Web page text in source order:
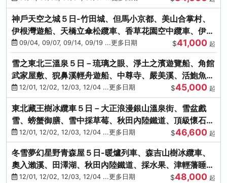
神戶天空之城５日-竹田城、但馬小京都、美山合掌村、
伊根灣遊船、天橋立傘松纜車、香草花園空中纜車、伊勢
龍蝦-台中出發
09/04, 09/07, 09/14, 09/19 ...更多日期 $41,000 起
雪之東北三溫泉５日－琉璃之眼、淨土之濱遊覽船、角館
武家屋敷、猊鼻溪輕舟遊船、中尊寺、嚴美溪、活鮑魚
燒、烤牡蠣、握壽司體驗
12/01, 12/02, 12/03, 12/04 ...更多日期 $45,000 起
東北藏王樹冰纜車５日－大正浪漫銀山溫泉街、雪盆戲
雪、螃蟹御膳、雪中採草莓、秋田內陸鐵道、頂級懷石料
理、松島遊船
12/01, 12/02, 12/03, 12/04 ...更多日期 $46,600 起
冬雪夢幻星野青森屋５日-暖爐列車、森吉山樹冰纜車、
奧入瀨溪、田澤湖、秋田內陸鐵道、採水果、津輕藩睡魔
村(不進免稅店)
12/01, 12/02, 12/03, 12/04 ...更多日期 $48,000 起